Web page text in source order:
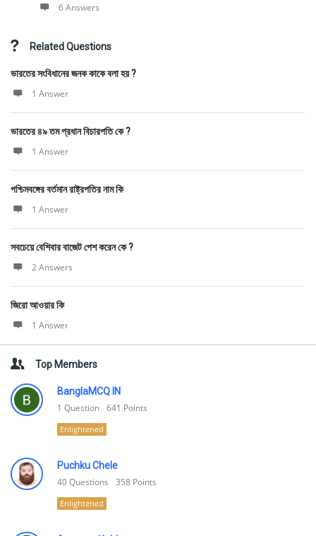
6 Answers
Related Questions
ভারতের সংবিধানের জনক কাকে বলা হয় ?
1 Answer
ভারতের ৪৯ তম প্রধান বিচারপতি কে ?
1 Answer
পশ্চিমবঙ্গের বর্তমান রাষ্ট্রপতির নাম কি
1 Answer
সবচেয়ে বেশিবার বাজেট পেশ করেন কে ?
2 Answers
জিরো আওয়ার কি
1 Answer
Top Members
BanglaMCQ IN
1 Question 641 Points
Enlightened
Puchku Chele
40Questions 358 Points
Enlightened